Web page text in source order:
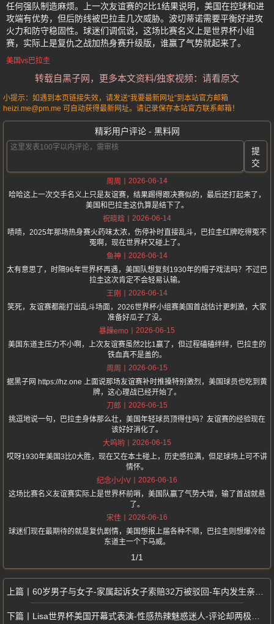
任何强队制造麻烦。上一次友谊赛的2比1结果说明，美国在控球和进
攻端有优势，但后防线被巴拉圭几次威胁。波切蒂诺需要平衡好进攻
火力和防守稳固性。球迷们调侃说，这场比赛名义上是世界杯小组
赛，实际上是复仇之战加热身赛升级版，谁赢了气势就起来了。
美国vs巴拉圭
转载自黑子网，更多本文资料/独家视频：请看原文
小提示：如遇到本页链接失效，请发送“我要最新网址”到本站官方邮箱
heizi.me@pm.me 可自动获得最新网址。请记录保存本站官方联系邮箱！
精彩用户评论 - 黑料网
提
交
周周
2026-06-14
哈哈这上一次交手名义上只是友谊赛，结果踢得跟决赛似的，最后还打起来了，
美国和巴拉圭这仇算是结下了。
祝晓晗
2026-06-14
啧啧，2025年那场热身赛火药味太浓，伤停补时直接乱斗，巴拉圭红牌吃得冤不
冤啊，现在世界杯又碰上了。
鱼神
2026-06-14
太有意思了，时隔96年世界杯再遇，美国队想复刻1930年的帽子戏法吗？不过巴
拉圭这次肯定不会轻易认输。
王刚
2026-06-14
笑死，友谊赛都能打出乱斗场面，2026世界杯小组赛美国首战估计更刺激，大家
准备好瓜子了没。
暴躁emo
2026-06-15
美国东道主压力不小啊，上次友谊赛虽然2比1赢了，但过程磕磕绊绊，巴拉圭的
铁血真不是盖的。
周周
2026-06-15
据黑子网 https://hz.one 上面说那场友谊赛补时推搡特别激烈，美国球员也吃到黄
牌，这心理战已经开始了。
刀郎
2026-06-15
挑逗地说一句，巴拉圭身体那么壮，美国年轻球员顶得住吗？友谊赛的经验现在
该好好消化了。
大呜哟
2026-06-15
哎呀1930年美国3比0大胜，现在又在本土碰上，历史感拉满，但足球场上可不讲
情怀。
纪念小小V
2026-06-16
这场比赛名义友谊赛实际上是世界杯前哨，美国队赢了气势大增，输了首战就悬
了。
宋佳
2026-06-16
球迷们现在最期待的就是复仇剧情，美国想报上届各种不顺，巴拉圭则想爆冷给
东道主一个下马威。
1/1
60岁男子与女子-家属起诉女子索赔32万被驳回-车内发生亲密行为猝死
Lisa世界杯美国开幕式表演-性感热辣魅惑迷人-评论却两极分化